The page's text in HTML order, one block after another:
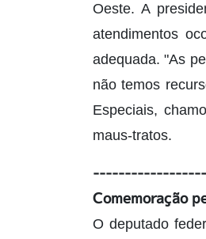
Oeste. A
atendimentos
adequada. "As
não temos
Especiais,
maus-tratos.
Comemoração
O deputado